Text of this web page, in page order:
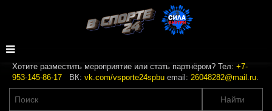
Хотите разместить мероприятие или стать партнёром? Тел: +7-
953-145-86-17 ВК: vk.com/vsporte24spbu email: 26048282@mail.ru.